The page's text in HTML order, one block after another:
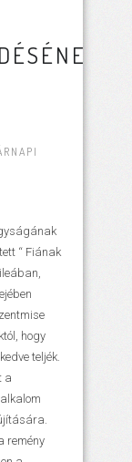
“ Fiának
hogy
teljék.
a
remény